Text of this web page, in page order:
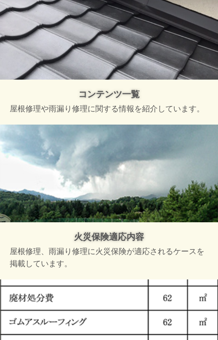
コンテンツ一覧
屋根修理や雨漏り修理に関する情報を紹介しています。
火災保険適応内容
屋根修理、雨漏り修理に火災保険が適応されるケースを
掲載しています。